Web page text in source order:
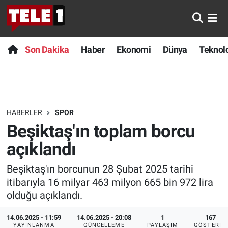
Son Dakika Haber Ekonomi Dünya
HABERLER SPOR
Beşiktaş'ın toplam borcu
açıklandı
Beşiktaş'ın borcunun 28 Şubat 2025 tarihi
itibarıyla 16 milyar 463 milyon 665 bin 972 lira
olduğu açıklandı.
14.06.2025 - 11:59
YAYINLANMA
14.06.2025 - 20:08
GÜNCELLEME
1
PAYLAŞIM
167
GÖSTERIM
Anında Manşet
Başka Sohbetler
Bilim turu
Bilim ve Teknoloji Evreni
Doğa Konuşuyor
Dünya
Ege Saati
Son Dakika
Haber
Dünya
Teknoloji
Sağlık
Spor
Yayın Akışı
Nöbetçi Eczaneler
Hava Durumu
Trafik Durumu
Süper Lig Puan Durumu ve Fikstür
Tüm Manşetler
Son Dakika Haberleri
Haber Arşivi